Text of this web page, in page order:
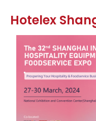
Hotelex